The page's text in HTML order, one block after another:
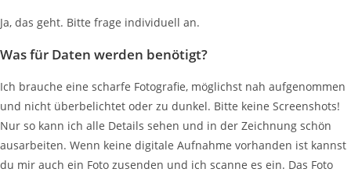
Ja, das geht. Bitte frage individuell an.
Was für Daten werden benötigt?
Ich brauche eine scharfe Fotografie, möglichst nah aufgenommen
und nicht überbelichtet oder zu dunkel. Bitte keine Screenshots!
Nur so kann ich alle Details sehen und in der Zeichnung schön
ausarbeiten. Wenn keine digitale Aufnahme vorhanden ist kannst
du mir auch ein Foto zusenden und ich scanne es ein. Das Foto